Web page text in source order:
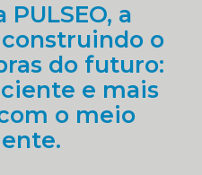
a
o
do futuro:
e mais
o meio